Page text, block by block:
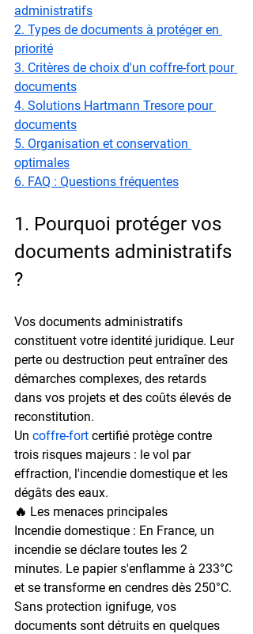
administratifs
2. Types de documents à protéger en
priorité
3. Critères de choix d'un coffre-fort pour
documents
4. Solutions Hartmann Tresore pour
documents
5. Organisation et conservation
optimales
6. FAQ : Questions fréquentes
1. Pourquoi protéger vos
documents administratifs
?
Vos documents administratifs
constituent votre identité juridique. Leur
perte ou destruction peut entraîner des
démarches complexes, des retards
dans vos projets et des coûts élevés de
reconstitution.
Un coffre-fort certifié protège contre
trois risques majeurs : le vol par
effraction, l'incendie domestique et les
dégâts des eaux.
🔥 Les menaces principales
Incendie domestique : En France, un
incendie se déclare toutes les 2
minutes. Le papier s'enflamme à 233°C
et se transforme en cendres dès 250°C.
Sans protection ignifuge, vos
documents sont détruits en quelques